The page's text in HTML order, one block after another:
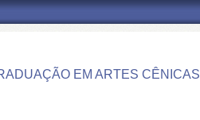
EM ARTES CÊNICAS